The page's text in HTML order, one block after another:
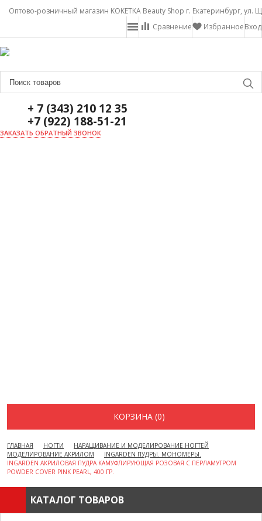
Оптово-розничный магазин KOKETKA Beauty Shop г. Екатеринбург, ул.
Вход
Избранное
Сравнение
+ 7 (343) 210 12 35
+7 (922) 188-51-21
ЗАКАЗАТЬ ОБРАТНЫЙ ЗВОНОК
КОРЗИНА (0)
ГЛАВНАЯ НОГТИ
НАРАЩИВАНИЕ И МОДЕЛИРОВАНИЕ НОГТЕЙ
МОДЕЛИРОВАНИЕ АКРИЛОМ
INGARDEN ПУДРЫ. МОНОМЕРЫ.
INGARDEN АКРИЛОВАЯ ПУДРА КАМУФЛИРУЮЩАЯ РОЗОВАЯ С ПЕРЛАМУТРОМ
POWDER COVER PINK PEARL, 400 ГР.
КАТАЛОГ ТОВАРОВ